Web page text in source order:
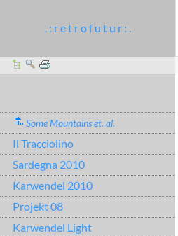
. : r e t r o f u t u r : .
Some Mountains et. al.
Il Tracciolino
Sardegna 2010
Karwendel 2010
Projekt 08
Karwendel Light